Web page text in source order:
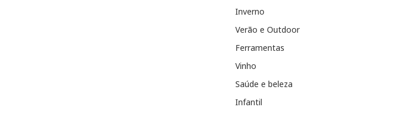
Inverno
Verão e Outdoor
Ferramentas
Vinho
Saúde e beleza
Infantil